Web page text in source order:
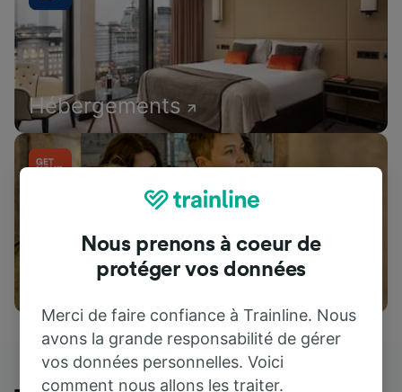
Hébergements
Attractions
Nous prenons à coeur de
protéger vos données
Merci de faire confiance à Trainline. Nous
avons la grande responsabilité de gérer
vos données personnelles. Voici
comment nous allons les traiter.